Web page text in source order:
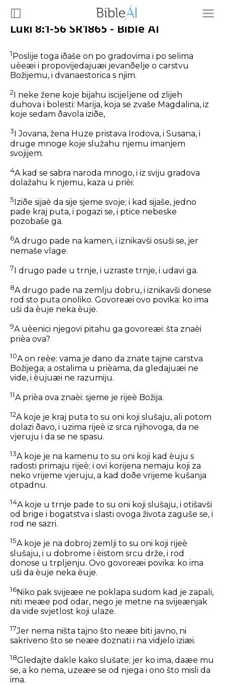
Luki 8:1-56 SR1865 - Bible AI
1Poslije toga iðaše on po gradovima i po selima
uèeæi i propovijedajuæi jevanðelje o carstvu
Božijemu, i dvanaestorica s njim.
2
I neke žene koje bijahu iscijeljene od zlijeh
duhova i bolesti: Marija, koja se zvaše Magdalina, iz
koje sedam ðavola iziðe,
3 I Jovana, žena Huze pristava Irodova, i Susana, i
druge mnoge koje služahu njemu imanjem
svojijem.
4A kad se sabra naroda mnogo, i iz sviju gradova
dolažahu k njemu, kaza u prièi:
5 Iziðe sijaè da sije sjeme svoje; i kad sijaše, jedno
pade kraj puta, i pogazi se, i ptice nebeske
pozobaše ga.
6A drugo pade na kamen, i iznikavši osuši se, jer
nemaše vlage.
7I drugo pade u trnje, i uzraste trnje, i udavi ga.
8A drugo pade na zemlju dobru, i iznikavši donese
rod sto puta onoliko. Govoreæi ovo povika: ko ima
uši da èuje neka èuje.
9A uèenici njegovi pitahu ga govoreæi: šta znaèi
prièa ova?
10A on reèe: vama je dano da znate tajne carstva
Božijega; a ostalima u prièama, da gledajuæi ne
vide, i èujuæi ne razumiju.
11A prièa ova znaèi: sjeme je rijeè Božija.
12A koje je kraj puta to su oni koji slušaju, ali potom
dolazi ðavo, i uzima rijeè iz srca njihovoga, da ne
vjeruju i da se ne spasu.
13A koje je na kamenu to su oni koji kad èuju s
radosti primaju rijeè; i ovi korijena nemaju koji za
neko vrijeme vjeruju, a kad doðe vrijeme kušanja
otpadnu.
14A koje u trnje pade to su oni koji slušaju, i otišavši
od brige i bogatstva i slasti ovoga života zaguše se, i
rod ne sazri.
15A koje je na dobroj zemlji to su oni koji rijeè
slušaju, i u dobrome i èistom srcu drže, i rod
donose u trpljenju. Ovo govoreæi povika: ko ima
uši da èuje neka èuje.
16Niko pak svijeæe ne poklapa sudom kad je zapali,
niti meæe pod odar, nego je metne na svijeænjak
da vide svjetlost koji ulaze.
17Jer nema ništa tajno što neæe biti javno, ni
sakriveno što se neæe doznati i na vidjelo iziæi.
18Gledajte dakle kako slušate; jer ko ima, daæe mu
se, a ko nema, uzeæe se od njega i ono što misli da
ima.